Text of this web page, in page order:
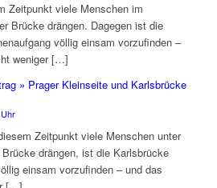
Zeitpunkt viele Menschen im
Brücke drängen. Dagegen ist die
völlig einsam vorzufinden –
weniger […]
» Prager Kleinseite und Karlsbrücke
Zeitpunkt viele Menschen unter
drängen, ist die Karlsbrücke
einsam vorzufinden – und das